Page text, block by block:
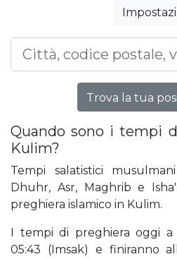
Trova la tua
Quando sono i tempi
Kulim?
Tempi salatistici
Dhuhr, Asr, Maghrib e
preghiera islamico in Kulim.
I tempi di preghiera oggi a
05:43 (Imsak) e finiranno